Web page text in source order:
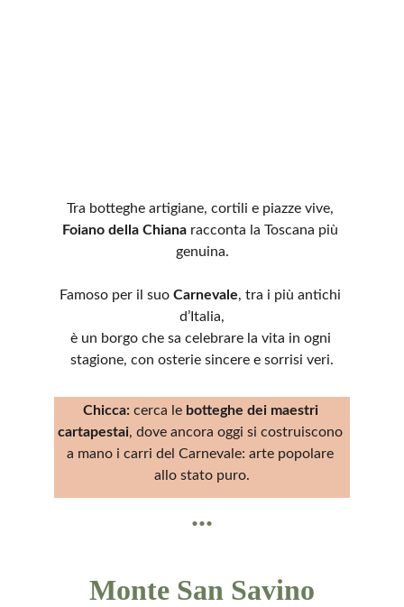
Tra botteghe artigiane, cortili e piazze vive,
Foiano della Chiana racconta la Toscana più
genuina.
Famoso per il suo Carnevale, tra i più antichi
d’Italia,
è un borgo che sa celebrare la vita in ogni
stagione, con osterie sincere e sorrisi veri.
Chicca: cerca le botteghe dei maestri
cartapestai, dove ancora oggi si costruiscono
a mano i carri del Carnevale: arte popolare
allo stato puro.
...
Monte San Savino